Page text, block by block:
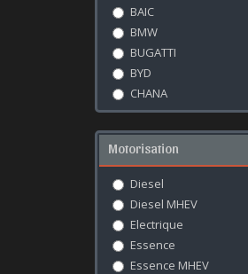
BAIC
BMW
BUGATTI
BYD
CHANA
CHANGAN
CHANGHE
CHERY
Motorisation
Diesel
Diesel MHEV
Electrique
Essence
Essence MHEV